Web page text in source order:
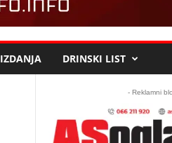
IZDANJA DRINSKI LIST
- Reklamni